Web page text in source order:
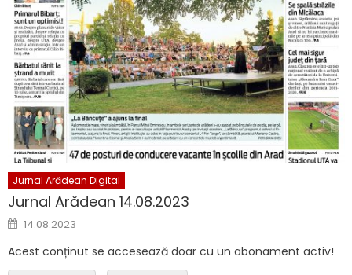
Jurnal Arădean Digital
Jurnal Arădean 14.08.2023
Posted on
14.08.2023
Acest conținut se accesează doar cu un abonament activ!